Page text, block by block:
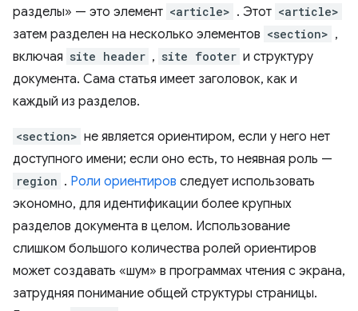
разделы» — это элемент <article> . Этот <article>
затем разделен на несколько элементов <section> ,
включая site header , site footer и структуру
документа. Сама статья имеет заголовок, как и
каждый из разделов.
<section> не является ориентиром, если у него нет
доступного имени; если оно есть, то неявная роль —
region . Роли ориентиров следует использовать
экономно, для идентификации более крупных
разделов документа в целом. Использование
слишком большого количества ролей ориентиров
может создавать «шум» в программах чтения с экрана,
затрудняя понимание общей структуры страницы.